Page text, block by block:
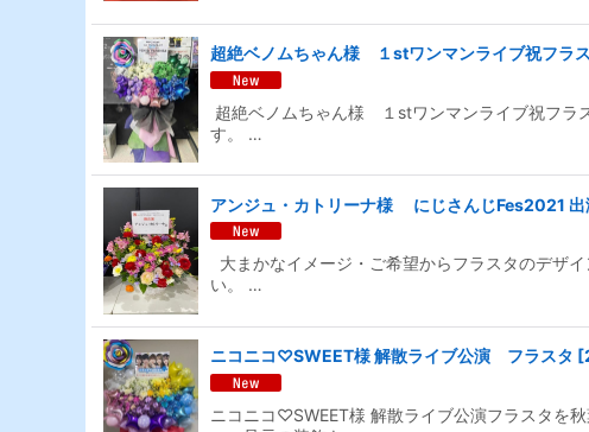
超絶ベノムちゃん様 １stワンマンライブ祝フラ
超絶ベノムちゃん様 １stワンマンライブ祝フラ
す。 …
アンジュ・カトリーナ様 にじさんじFes2021 出
大まかなイメージ・ご希望からフラスタのデザ
い。 …
ニコニコ♡SWEET様 解散ライブ公演 フラスタ [
ニコニコ♡SWEET様 解散ライブ公演フラスタを